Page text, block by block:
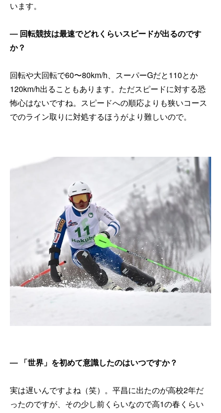
います。
── 回転競技は最速でどれくらいスピードが出るのです
か？
回転や大回転で60〜80km/h、スーパーGだと110とか
120km/h出ることもあります。ただスピードに対する恐
怖心はないですね。スピードへの順応よりも狭いコース
でのライン取りに対処するほうがより難しいので。
── 「世界」を初めて意識したのはいつですか？
実は遅いんですよね（笑）。平昌に出たのが高校2年だ
ったのですが、その少し前くらいなので高1の春くらい